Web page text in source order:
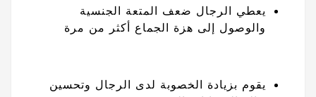
يعطي الرجال ضعف المتعة الجنسية
والوصول إلى هزة الجماع أكثر من مرة
يقوم بزيادة الخصوبة لدى الرجال وتحسين